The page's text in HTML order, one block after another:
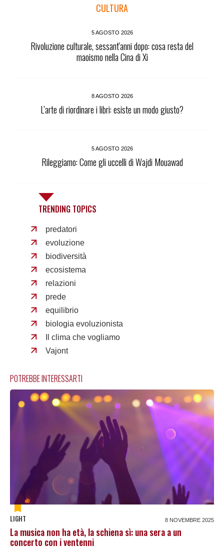
CULTURA
5 AGOSTO 2026
Rivoluzione culturale, sessant'anni dopo: cosa resta del
maoismo nella Cina di Xi
8 AGOSTO 2026
L’arte di riordinare i libri: esiste un modo giusto?
5 AGOSTO 2026
Rileggiamo: Come gli uccelli di Wajdi Mouawad
TRENDING TOPICS
predatori
evoluzione
biodiversità
ecosistema
relazioni
prede
equilibrio
biologia evoluzionista
Il clima che vogliamo
Vajont
POTREBBE INTERESSARTI
LIGHT 8 NOVEMBRE 2025
La musica non ha età, la schiena sì: una sera a un
concerto con i ventenni